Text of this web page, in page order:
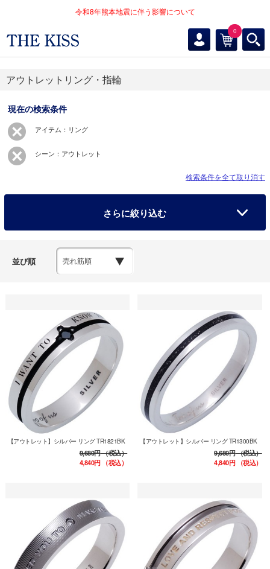
令和8年熊本地震に伴う影響について
0
アウトレットリング・指輪
現在の検索条件
アイテム：リング
シーン：アウトレット
検索条件を全て取り消す
さらに絞り込む
並び順
【アウトレット】シルバー リング TR1821BK
9,680円（税込）
4,840円（税込）
【アウトレット】シルバー リング TR1300BK
9,680円（税込）
4,840円（税込）